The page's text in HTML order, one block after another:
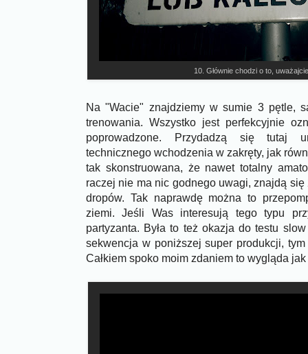
10. Głównie chodzi o to,
Na "Wacie" znajdziemy w sumie 3 pętle,
trenowania. Wszystko jest perfekcyjnie
poprowadzone. Przydadzą się tutaj
technicznego wchodzenia w zakręty, jak
tak skonstruowana, że nawet totalny
raczej nie ma nic godnego uwagi, znajdą
dropów. Tak naprawdę można to
ziemi. Jeśli Was interesują tego typu
partyzanta. Była to też okazja do testu
sekwencja w poniższej super produkcji,
Całkiem spoko moim zdaniem to wygląda